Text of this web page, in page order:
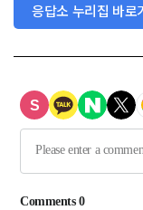
응답소 누리집 바로